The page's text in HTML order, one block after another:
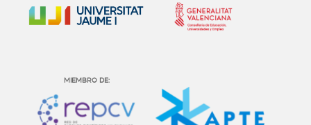
MIEMBRO DE: